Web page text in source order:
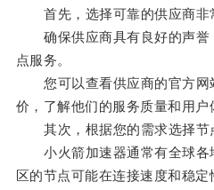
首先，选择可靠的供应商非
确保供应商具有良好的声誉
点服务。
您可以查看供应商的官方网
价，了解他们的服务质量和用户
其次，根据您的需求选择节
小火箭加速器通常有全球各
区的节点可能在连接速度和稳定